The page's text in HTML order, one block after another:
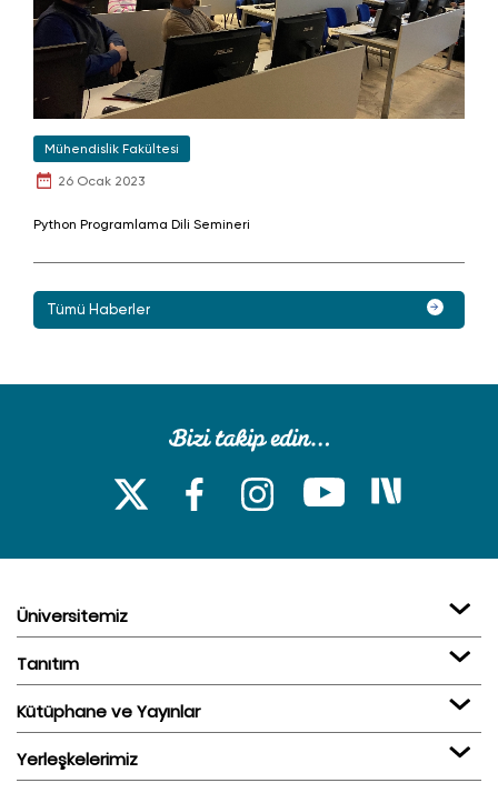
Mühendislik Fakültesi
26 Ocak 2023
Python Programlama Dili Semineri
Tümü Haberler
Üniversitemiz
Tanıtım
Kütüphane ve Yayınlar
Yerleşkelerimiz